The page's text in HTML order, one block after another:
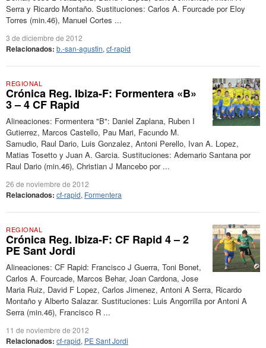
Serra y Ricardo Montaño. Sustituciones: Carlos A. Fourcade por Eloy
Torres (min.46), Manuel Cortes ...
3 de diciembre de 2012
Relacionados: b.-san-agustin, cf-rapid
REGIONAL
Crónica Reg. Ibiza-F: Formentera «B»
3 – 4 CF Rapid
Alineaciones: Formentera "B": Daniel Zaplana, Ruben I
Gutierrez, Marcos Castello, Pau Mari, Facundo M.
Samudio, Raul Dario, Luis Gonzalez, Antoni Perello, Ivan A. Lopez,
Matias Tosetto y Juan A. Garcia. Sustituciones: Ademario Santana por
Raul Dario (min.46), Christian J Mancebo por ...
26 de noviembre de 2012
Relacionados: cf-rapid, Formentera
REGIONAL
Crónica Reg. Ibiza-F: CF Rapid 4 – 2
PE Sant Jordi
Alineaciones: CF Rapid: Francisco J Guerra, Toni Bonet,
Carlos A. Fourcade, Marcos Behar, Joan Cardona, Jose
Maria Ruiz, David F Lopez, Carlos Jimenez, Antoni A Serra, Ricardo
Montaño y Alberto Salazar. Sustituciones: Luis Angorrilla por Antoni A
Serra (min.46), Francisco R ...
11 de noviembre de 2012
Relacionados: cf-rapid, PE Sant Jordi